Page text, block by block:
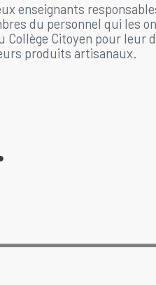
enseignants
du personnel qui les
Collège Citoyen pour
produits artisanaux.